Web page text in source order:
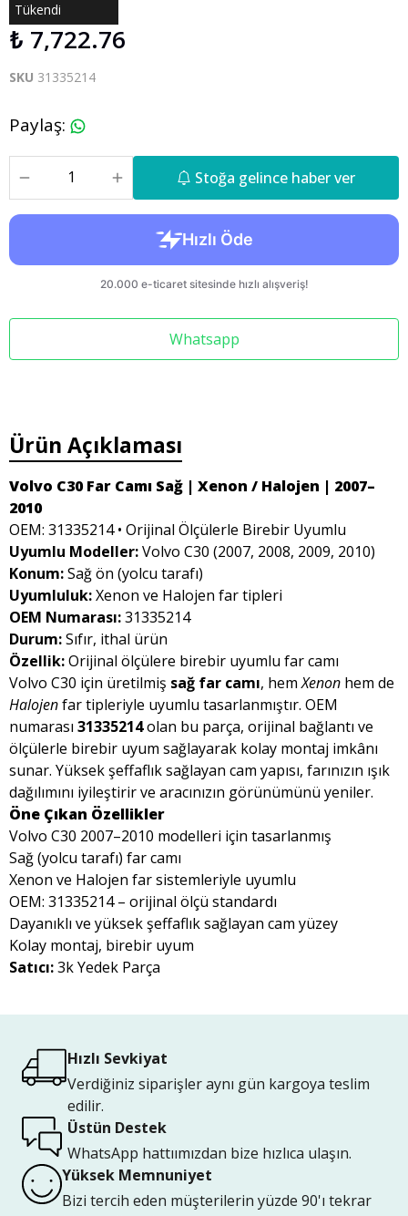
Tükendi
₺ 7,722.76
SKU 31335214
Paylaş:
Stoğa gelince haber ver
Whatsapp
Ürün Açıklaması
Volvo C30 Far Camı Sağ | Xenon / Halojen | 2007–
2010
OEM: 31335214 • Orijinal Ölçülerle Birebir Uyumlu
Uyumlu Modeller:Volvo C30 (2007, 2008, 2009, 2010)
Konum:Sağ ön (yolcu tarafı)
Uyumluluk:Xenon ve Halojen far tipleri
OEM Numarası:31335214
Durum:Sıfır, ithal ürün
Özellik:Orijinal ölçülere birebir uyumlu far camı
Volvo C30 için üretilmiş sağ far camı, hemXenon hem de
Halojenfar tipleriyle uyumlu tasarlanmıştır. OEM
numarası 31335214olan bu parça, orijinal bağlantı ve
ölçülerle birebir uyum sağlayarak kolay montaj imkânı
sunar. Yüksek şeffaflık sağlayan cam yapısı, farınızın ışık
dağılımını iyileştirir ve aracınızın görünümünü yeniler.
Öne Çıkan Özellikler
Volvo C30 2007–2010 modelleri için tasarlanmış
Sağ (yolcu tarafı) far camı
Xenon ve Halojen far sistemleriyle uyumlu
OEM: 31335214 – orijinal ölçü standardı
Dayanıklı ve yüksek şeffaflık sağlayan cam yüzey
Kolay montaj, birebir uyum
Satıcı:3k Yedek Parça
Hızlı Sevkiyat
Verdiğiniz siparişler aynı gün kargoya teslim
edilir.
Üstün Destek
WhatsApp hattıımızdan bize hızlıca ulaşın.
Yüksek Memnuniyet
Bizi tercih eden müşterilerin yüzde 90'ı tekrar